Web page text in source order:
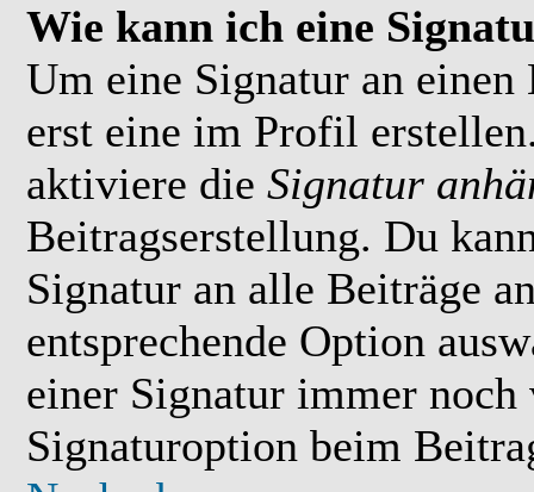
Wie kann ich eine
Um eine Signatur an einen
erst eine im Profil
aktiviere die Signatur
Beitragserstellung. Du
Signatur an alle Beiträge
entsprechende Option
einer Signatur immer
Signaturoption beim